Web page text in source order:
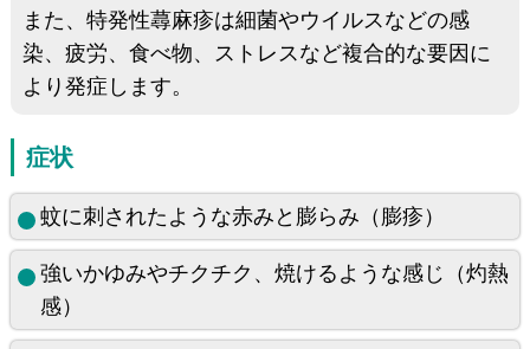
また、特発性蕁麻疹は細菌やウイルスなどの感
染、疲労、食べ物、ストレスなど複合的な要因に
より発症します。
症状
蚊に刺されたような赤みと膨らみ（膨疹）
強いかゆみやチクチク、焼けるような感じ（灼熱
感）